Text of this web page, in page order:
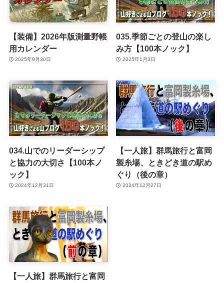
【装備】2026年版測量野帳
用カレンダー
2025年9月30日
035.季節ごとの登山の楽し
み方【100本ノック】
2025年1月3日
034.山でのリーダーシップ
と協力の大切さ【100本ノ
ック】
2024年12月31日
【一人旅】群馬旅行と富岡
製糸場、ときどき道の駅め
ぐり（後の章）
2024年12月27日
【一人旅】群馬旅行と富岡